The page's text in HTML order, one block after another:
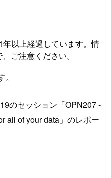
以上経過しています。情
ご注意ください。
のセッション「OPN207 -
all of your data」のレポー